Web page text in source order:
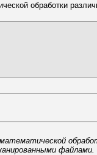
обработки
файлами.